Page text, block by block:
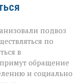
подвоз
по
в
обращение
и социально